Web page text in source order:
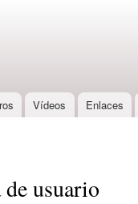
Vídeos Enlaces
usuario